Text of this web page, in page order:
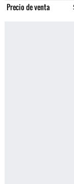
Precio de venta